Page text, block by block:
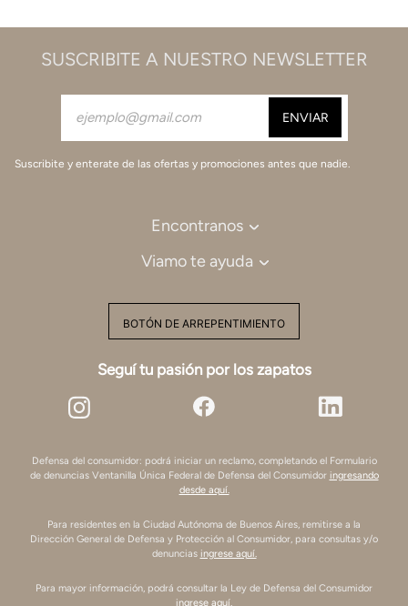
SUSCRIBITE A NUESTRO NEWSLETTER
Suscribite y enterate de las ofertas y promociones antes que nadie.
Encontranos
Viamo te ayuda
BOTÓN DE ARREPENTIMIENTO
Seguí tu pasión por los zapatos
Defensa del consumidor: podrá iniciar un reclamo, completando el Formulario
de denuncias Ventanilla Única Federal de Defensa del Consumidor ingresando
desde aquí.
Para residentes en la Ciudad Autónoma de Buenos Aires, remitirse a la
Dirección General de Defensa y Protección al Consumidor, para consultas y/o
denuncias ingrese aquí.
Para mayor información, podrá consultar la Ley de Defensa del Consumidor
ingrese aquí.